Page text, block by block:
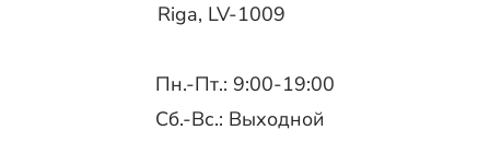
Riga, LV-1009
Пн.-Пт.: 9:00-19:00
Сб.-Вс.: Выходной